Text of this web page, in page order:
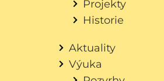
Projekty
Historie
Aktuality
Výuka